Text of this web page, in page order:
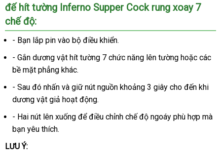
đế hít tường Inferno Supper Cock rung xoay 7
chế độ:
- Bạn lắp pin vào bộ điều khiển.
- Gắn dương vật hít tường 7 chức năng lên tường Nhật
hoặc giảm
các
bề mặt phẳng khác.
- Sau đó nhấn giá
bán
và giữ nút nguồn khoảng 3 giây cho đến khi
dương vật giả hoạt động.
- Hai nút lên xuống mới
để điều chỉnh chế độ ngoáy phù hợp link
mà
bạn yêu thích.
LƯU Ý: